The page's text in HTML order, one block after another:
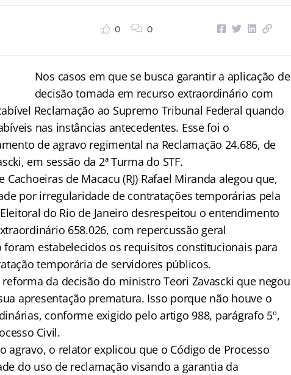
0 0
Nos casos em que se busca garantir a aplicação de
decisão tomada em recurso extraordinário com
Reclamação ao Supremo Tribunal Federal quando
nas instâncias antecedentes. Esse foi o
de agravo regimental na Reclamação 24.686, de
em sessão da 2ª Turma do STF.
de Macacu (RJ) Rafael Miranda alegou que,
por irregularidade de contratações temporárias pela
do Rio de Janeiro desrespeitou o entendimento
658.026, com repercussão geral
estabelecidos os requisitos constitucionais para
temporária de servidores públicos.
da decisão do ministro Teori Zavascki que negou
apresentação prematura. Isso porque não houve o
conforme exigido pelo artigo 988, parágrafo 5º,
Civil.
agravo, o relator explicou que o Código de Processo
do uso de reclamação visando a garantia da